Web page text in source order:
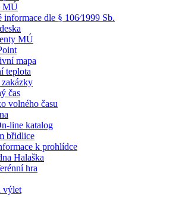
MÚ
informace dle § 106⁄1999 Sb.
MÚ
mapa
teplota
zakázky
čas
volného času
line katalog
břidlice
k prohlídce
Halaška
hra
výlet